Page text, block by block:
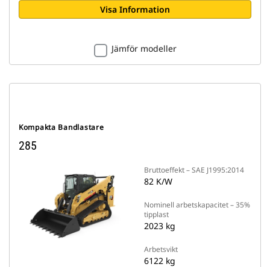
Visa Information
Jämför modeller
Kompakta Bandlastare
285
Bruttoeffekt – SAE J1995:2014
82 K/W
Nominell arbetskapacitet – 35%
tipplast
2023 kg
Arbetsvikt
6122 kg